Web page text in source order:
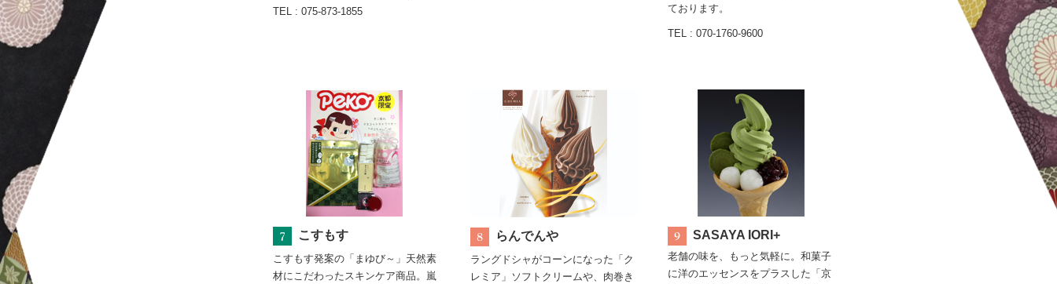
TEL : 075-873-1855
ております。
TEL : 070-1760-9600
こすもす
こすもす発案の「まゆび～」天然素
材にこだわったスキンケア商品。嵐
らんでんや
ラングドシャがコーンになった「ク
レミア」ソフトクリームや、肉巻き
SASAYA IORI+
老舗の味を、もっと気軽に。和菓子
に洋のエッセンスをプラスした「京